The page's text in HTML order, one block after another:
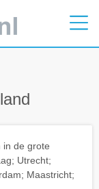
in de grote
Utrecht;
Maastricht;